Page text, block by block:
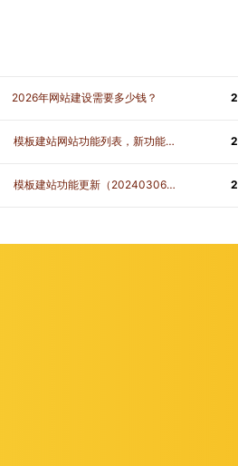
2026年网站建设需要多少钱？
模板建站网站功能列表，新功能不断开发中
模板建站功能更新（20240306）